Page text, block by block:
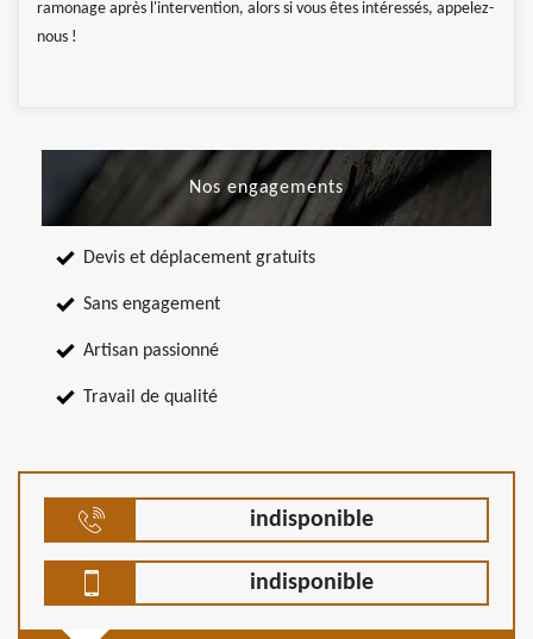
ramonage après l'intervention, alors si vous êtes intéressés, appelez-
nous !
Nos engagements
Devis et déplacement gratuits
Sans engagement
Artisan passionné
Travail de qualité
indisponible
indisponible